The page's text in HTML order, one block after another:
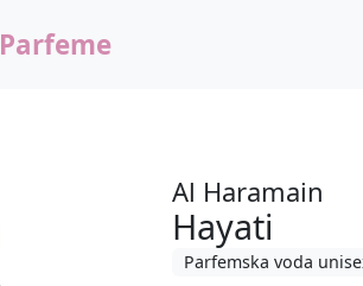
Parfeme
Al Haramain
Hayati
Parfemska voda